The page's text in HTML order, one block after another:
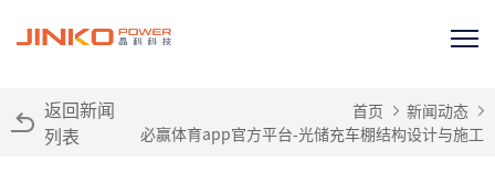
返回新闻
列表
首页
新闻动态
必赢体育app官方平台-光储充车棚结构设计与施工